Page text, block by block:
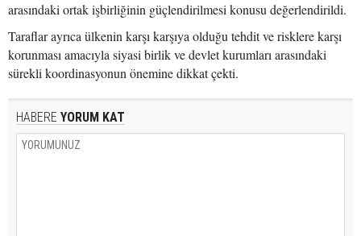
arasındaki ortak işbirliğinin güçlendirilmesi konusu değerlendirildi.
Taraflar ayrıca ülkenin karşı karşıya olduğu tehdit ve risklere karşı
korunması amacıyla siyasi birlik ve devlet kurumları arasındaki
sürekli koordinasyonun önemine dikkat çekti.
HABERE YORUM KAT